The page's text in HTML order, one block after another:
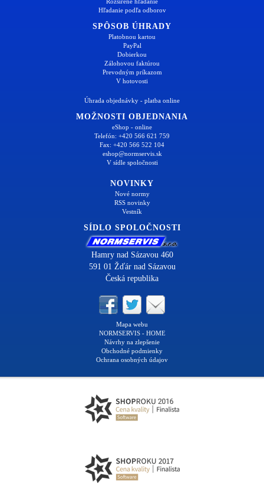
Hľadanie podľa odborov
SPÔSOB ÚHRADY
Platobnou kartou
PayPal
Dobierkou
Zálohovou faktúrou
Prevodným príkazom
V hotovosti
Úhrada objednávky - platba online
MOŽNOSTI OBJEDNANIA
eShop - online
Telefón: +420 566 621 759
Fax: +420 566 522 104
eshop@normservis.sk
V sídle spoločnosti
NOVINKY
Nové normy
RSS novinky
Vestník
SÍDLO SPOLOČNOSTI
Hamry nad Sázavou 460
591 01 Žďár nad Sázavou
Česká republika
Mapa webu
NORMSERVIS - HOME
Návrhy na zlepšenie
Obchodné podmienky
Ochrana osobných údajov